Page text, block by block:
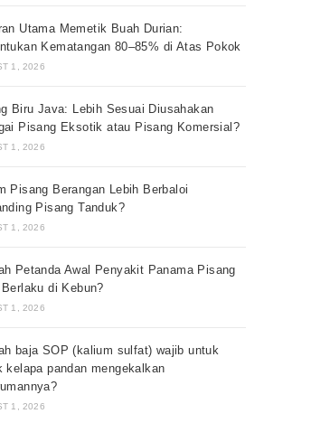
Utama Memetik Buah Durian:
Kematangan 80–85% di Atas Pokok
1, 2026
Biru Java: Lebih Sesuai Diusahakan
Pisang Eksotik atau Pisang Komersial?
1, 2026
Pisang Berangan Lebih Berbaloi
Pisang Tanduk?
1, 2026
Petanda Awal Penyakit Panama Pisang
di Kebun?
1, 2026
baja SOP (kalium sulfat) wajib untuk
kelapa pandan mengekalkan
1, 2026